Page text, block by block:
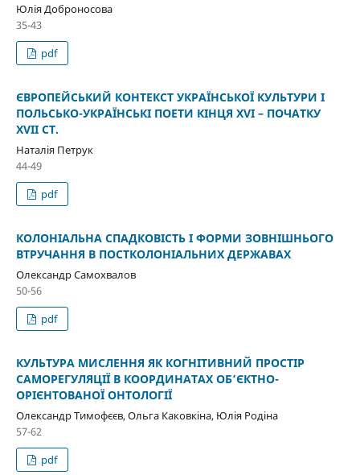
Юлія Доброносова
35-43
pdf
ЄВРОПЕЙСЬКИЙ КОНТЕКСТ УКРАЇНСЬКОЇ КУЛЬТУРИ І
ПОЛЬСЬКО-УКРАЇНСЬКІ ПОЕТИ КІНЦЯ XVI – ПОЧАТКУ
XVII СТ.
Наталія Петрук
44-49
pdf
КОЛОНІАЛЬНА СПАДКОВІСТЬ І ФОРМИ ЗОВНІШНЬОГО
ВТРУЧАННЯ В ПОСТКОЛОНІАЛЬНИХ ДЕРЖАВАХ
Олександр Самохвалов
50-56
pdf
КУЛЬТУРА МИСЛЕННЯ ЯК КОГНІТИВНИЙ ПРОСТІР
САМОРЕГУЛЯЦІЇ В КООРДИНАТАХ ОБ’ЄКТНО-
ОРІЄНТОВАНОЇ ОНТОЛОГІЇ
Олександр Тимофєєв, Ольга Каковкіна, Юлія Родіна
57-62
pdf